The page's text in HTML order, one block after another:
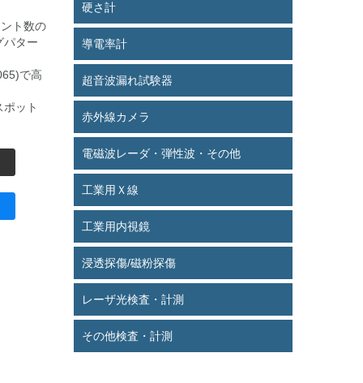
ト数の
パター
で高
ット
硬さ計
導電率計
超音波漏れ試験器
赤外線カメラ
電磁波レーダ・弾性波・その他
工業用Ｘ線
工業用内視鏡
浸透探傷/磁粉探傷
レーザ光検査・計測
その他検査・計測